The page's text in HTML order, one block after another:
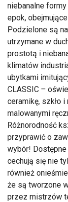
niebanalne
epok,
Podzielone są
utrzymane w
prostotą i
klimatów
ubytkami
CLASSIC –
ceramikę, szkło
malowanymi
Różnorodność
przyprawić o
wybór!
cechują się nie
również
że są tworzone
przez mistrzów